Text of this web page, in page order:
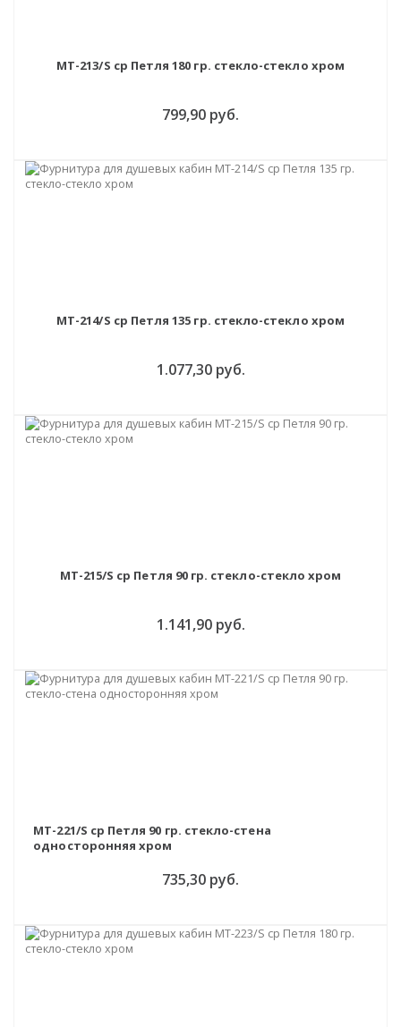
MT-213/S cp Петля 180 гр. стекло-стекло хром
799,90 руб.
MT-214/S cp Петля 135 гр. стекло-стекло хром
1.077,30 руб.
MT-215/S cp Петля 90 гр. стекло-стекло хром
1.141,90 руб.
MT-221/S cp Петля 90 гр. стекло-стена
односторонняя хром
735,30 руб.